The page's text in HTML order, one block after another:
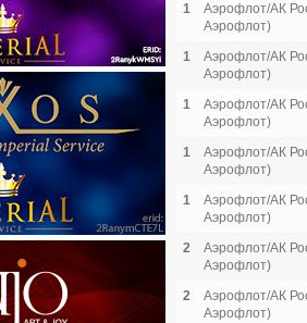
1
Аэрофлот/АК
Аэрофлот)
1
Аэрофлот/АК
Аэрофлот)
1
Аэрофлот/АК
Аэрофлот)
1
Аэрофлот/АК
Аэрофлот)
1
Аэрофлот/АК
Аэрофлот)
2
Аэрофлот/АК
Аэрофлот)
2
Аэрофлот/АК
Аэрофлот)